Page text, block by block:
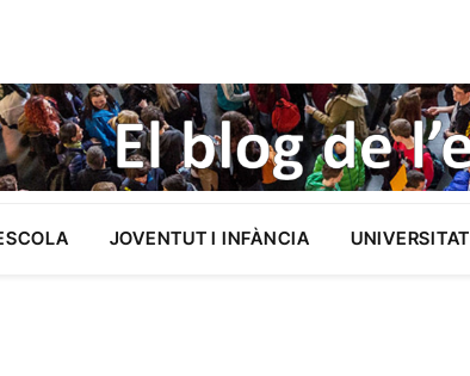
JOVENTUT I INFÀNCIA UNIVERSITAT